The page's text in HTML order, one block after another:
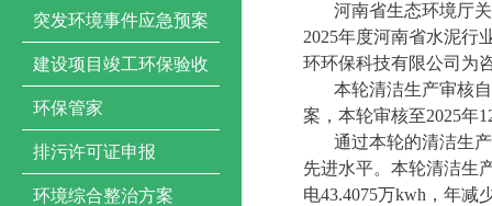
突发环境事件应急预案
建设项目竣工环保验收
环保管家
排污许可证申报
环境综合整治方案
河南省生态环境厅
2025年度河南省水泥行
环环保科技有限公司为
本轮清洁生产审核自
案，本轮审核至2025年
通过本轮的清洁生
先进水平。本轮清洁生
电43.4075万kwh ，年减